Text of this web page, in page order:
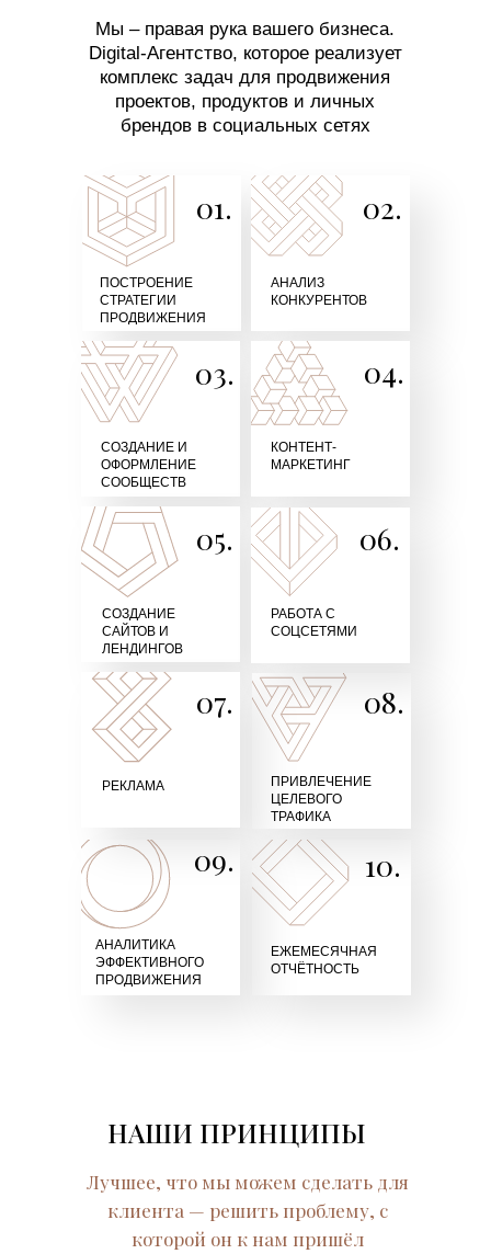
01.
ПОСТРОЕНИЕ
СТРАТЕГИИ
ПРОДВИЖЕНИЯ
02.
АНАЛИЗ
КОНКУРЕНТОВ
03.
СОЗДАНИЕ И
ОФОРМЛЕНИЕ
СООБЩЕСТВ
04.
КОНТЕНТ-
МАРКЕТИНГ
05.
СОЗДАНИЕ
САЙТОВ И
ЛЕНДИНГОВ
10.
ЕЖЕМЕСЯЧНАЯ
ОТЧЁТНОСТЬ
09.
АНАЛИТИКА
ЭФФЕКТИВНОГО
ПРОДВИЖЕНИЯ
08.
ПРИВЛЕЧЕНИЕ
ЦЕЛЕВОГО
ТРАФИКА
07.
РЕКЛАМА
06.
РАБОТА С
СОЦСЕТЯМИ
Мы – правая рука вашего бизнеса.
Digital-Агентство, которое реализует
комплекс задач для продвижения
проектов, продуктов и личных
брендов в социальных сетях
НАШИ ПРИНЦИПЫ
Лучшее, что мы можем сделать для
клиента — решить проблему, с
которой он к нам пришёл